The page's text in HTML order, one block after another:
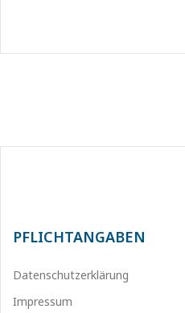
PFLICHTANGABEN
Datenschutzerklärung
Impressum